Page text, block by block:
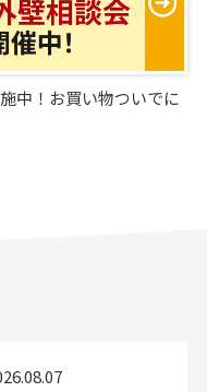
中！お買い物ついでに